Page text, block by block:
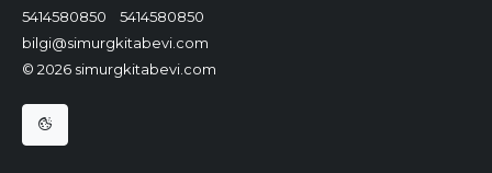
5414580850
5414580850
bilgi@simurgkitabevi.com
© 2026 simurgkitabevi.com